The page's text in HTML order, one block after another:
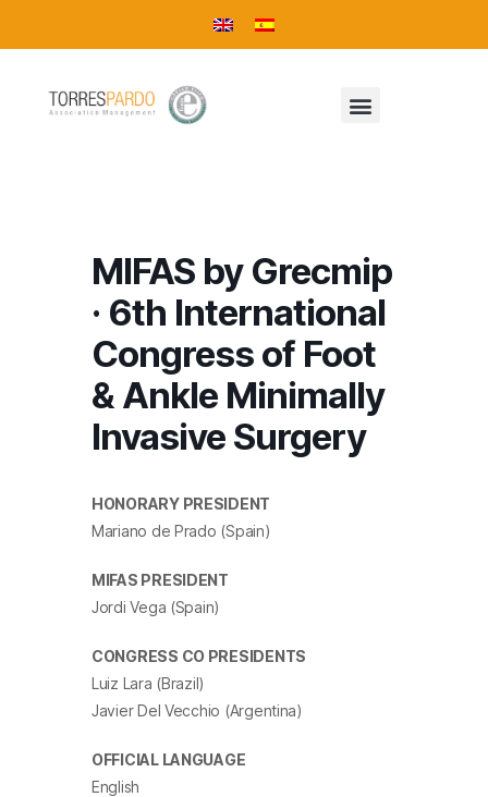
MIFAS by Grecmip
· 6th International
Congress of Foot
& Ankle Minimally
Invasive Surgery
HONORARY PRESIDENT
Mariano de Prado (Spain)
MIFAS PRESIDENT
Jordi Vega (Spain)
CONGRESS CO PRESIDENTS
Luiz Lara (Brazil)
Javier Del Vecchio (Argentina)
OFFICIAL LANGUAGE
English